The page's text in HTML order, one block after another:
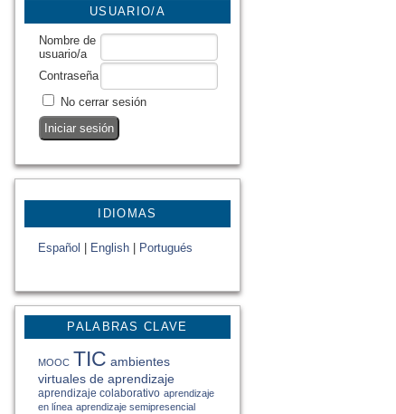
USUARIO/A
Nombre de
usuario/a
Contraseña
No cerrar sesión
IDIOMAS
Español English Portugués
PALABRAS CLAVE
MOOC TIC ambientes
virtuales de aprendizaje
aprendizaje colaborativo aprendizaje
en línea aprendizaje semipresencial